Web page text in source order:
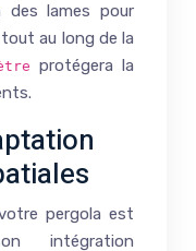
des lames pour
au long de la
protégera la
pergola est
intégration